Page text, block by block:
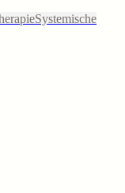
Systemische